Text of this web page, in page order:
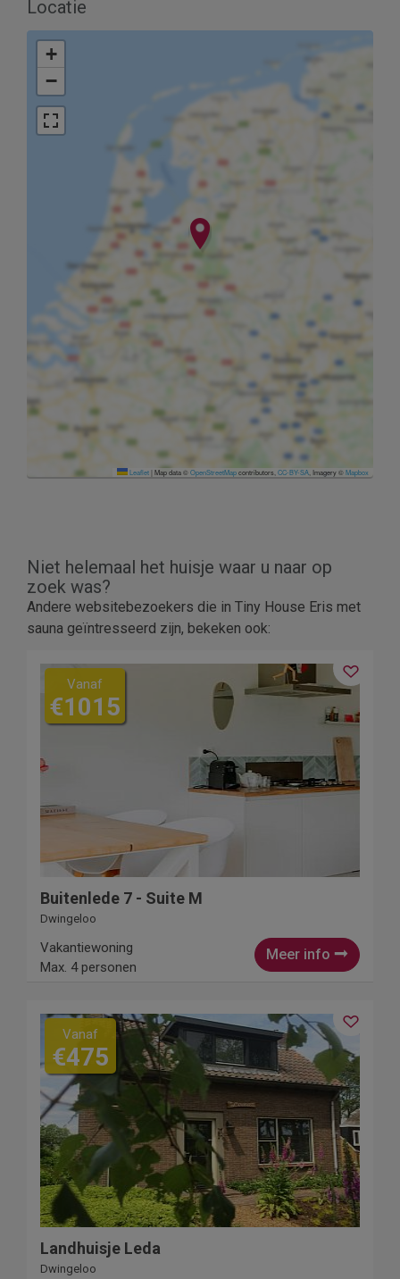
Locatie
+
−
Leaflet|Map data ©OpenStreetMapcontributors,CC-BY-SA, Imagery ©Mapbox
Niet helemaal het huisje waar u naar op
zoek was?
Andere websitebezoekers die in Tiny House Eris met
sauna geïntresseerd zijn, bekeken ook:
Vanaf
€1015
Buitenlede 7 - Suite M
Dwingeloo
Meer info
Vakantiewoning
Max. 4 personen
Vanaf
€475
Landhuisje Leda
Dwingeloo